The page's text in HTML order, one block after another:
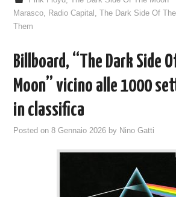
Marasco, Radio Capital ,The Dark Side Of
Them
Billboard, “The Dark Side
Moon” vicino alle 1000
in classifica
Posted on8 Gennaio 2026 by Nino Gatti